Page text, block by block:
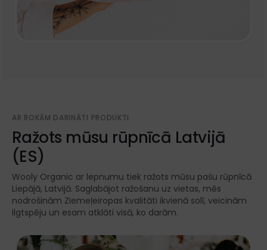
AR ROKĀM DARINĀTI PRODUKTI
Ražots mūsu rūpnīcā Latvijā
(ES)
Wooly Organic ar lepnumu tiek ražots mūsu pašu rūpnīcā
Liepājā, Latvijā. Saglabājot ražošanu uz vietas, mēs
nodrošinām Ziemeļeiropas kvalitāti ikvienā solī, veicinām
ilgtspēju un esam atklāti visā, ko darām.